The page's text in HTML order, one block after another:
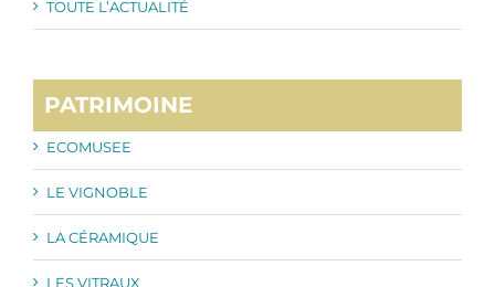
TOUTE L’ACTUALITÉ
PATRIMOINE
ECOMUSEE
LE VIGNOBLE
LA CÉRAMIQUE
LES VITRAUX